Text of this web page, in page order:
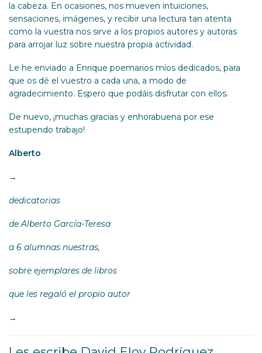
la cabeza. En ocasiones, nos mueven intuiciones,
sensaciones, imágenes, y recibir una lectura tan atenta
como la vuestra nos sirve a los propios autores y autoras
para arrojar luz sobre nuestra propia actividad.
Le he enviado a Enrique poemarios míos dedicados, para
que os dé el vuestro a cada una, a modo de
agradecimiento. Espero que podáis disfrutar con ellos.
De nuevo, ¡muchas gracias y enhorabuena por ese
estupendo trabajo!
Alberto
→
dedicatorias
de Alberto García-Teresa
a 6 alumnas nuestras,
sobre ejemplares de libros
que les regaló el propio autor
→